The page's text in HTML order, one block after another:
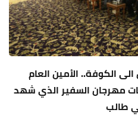
الكوفة.. الأمين العام
مهرجان السفير الذي شهد
طالب